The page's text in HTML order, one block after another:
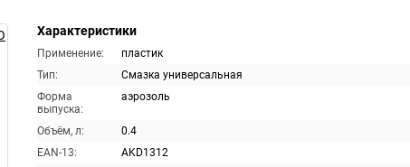
Характеристики
Применение:
пластик
Тип:
Смазка универсальная
Форма
выпуска:
аэрозоль
Объём, л:
0.4
EAN-13:
AKD1312